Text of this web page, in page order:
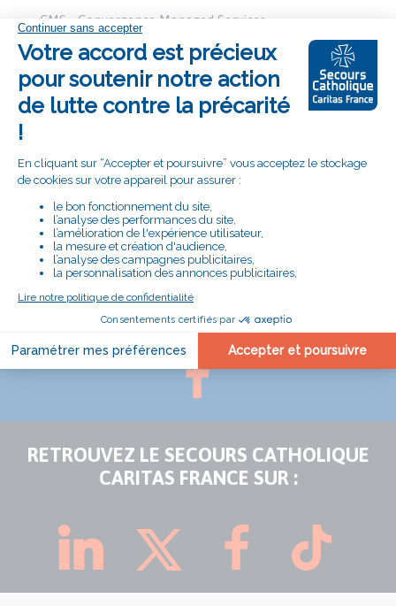
CMS - Convergence Managed Services
www.cms-france.net
2/4 rue Nieuport, 78140 Vélizy Villacoublay - Tél. : 01
74 07 41 00
SUIVEZ LA DÉLÉGATION D'AIX/ARLES
SUR :
RETROUVEZ LE SECOURS CATHOLIQUE
CARITAS FRANCE SUR :